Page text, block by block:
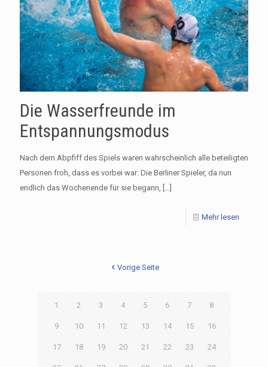
Die Wasserfreunde im
Entspannungsmodus
Nach dem Abpfiff des Spiels waren wahrscheinlich alle beteiligten
Personen froh, dass es vorbei war: Die Berliner Spieler, da nun
endlich das Wochenende für sie begann, […]
Mehr lesen
Vorige Seite
1 2 3 4 5 6 7 8
9 10 11 12 13 14 15 16
17 18 19 20 21 22 23 24